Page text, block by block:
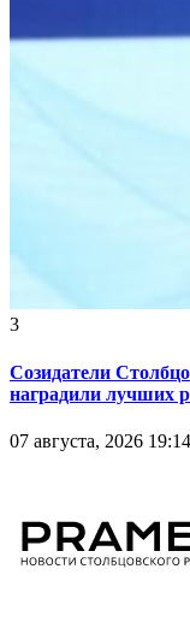
3
Созидатели
наградили лучших
07 августа, 2026 19:14